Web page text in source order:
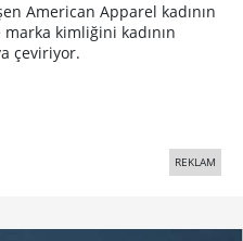
American Apparel kadının
kimliğini kadının
çeviriyor.
REKLAM